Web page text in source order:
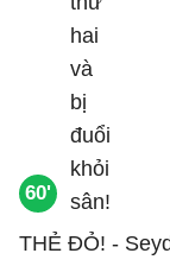
60'
THẺ ĐỎ! -